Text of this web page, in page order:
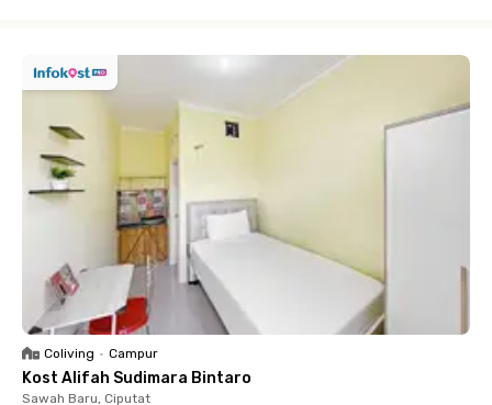
Coliving • Campur
Kost Alifah Sudimara Bintaro
Sawah Baru, Ciputat